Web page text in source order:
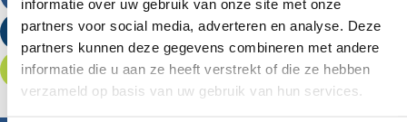
informatie over uw gebruik van onze site met onze
partners voor social media, adverteren en analyse. Deze
partners kunnen deze gegevens combineren met andere
informatie die u aan ze heeft verstrekt of die ze hebben
verzameld op basis van uw gebruik van hun services.
Stuur een e-mail
Offerte aanvragen